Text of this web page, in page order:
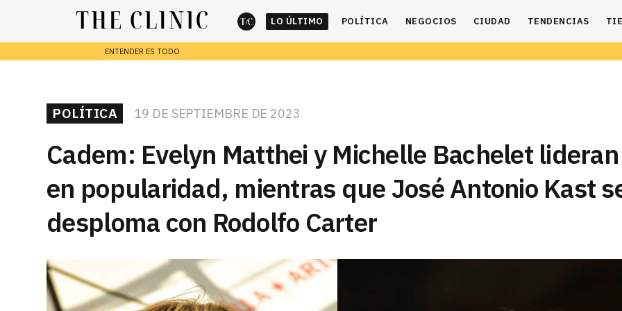
LO ÚLTIMO POLÍTICA NEGOCIOS CIUDAD TENDENCIAS
REPORTAJES
ENTENDER ES TODO
Escribe lo que deseas y presiona enter para buscar
cerrar
POLÍTICA 19 DE SEPTIEMBRE DE 2023
Cadem: Evelyn Matthei y Michelle Bachelet lideran
en popularidad, mientras que José Antonio Kast
desploma con Rodolfo Carter